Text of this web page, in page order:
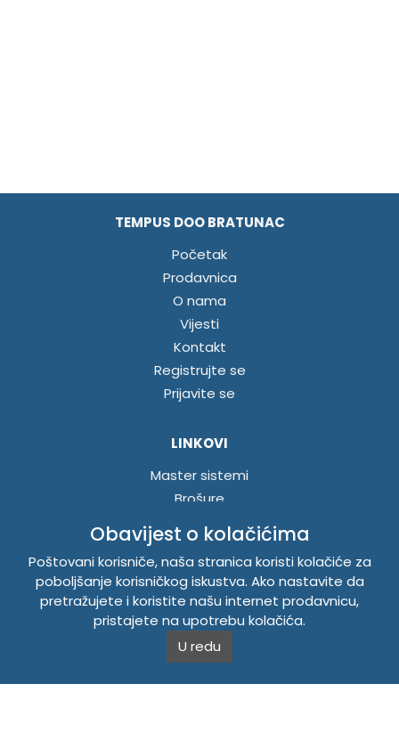
TEMPUS DOO BRATUNAC
Početak
Prodavnica
O nama
Vijesti
Kontakt
Registrujte se
Prijavite se
LINKOVI
Master sistemi
Brošure
INFORMACIJE
Politika o kolačićima
Uslovi korištenja
Politika privatnosti
Obavijest o kolačićima
Poštovani korisniče, naša stranica koristi kolačiće za
poboljšanje korisničkog iskustva. Ako nastavite da
pretražujete i koristite našu internet prodavnicu,
pristajete na upotrebu kolačića.
U redu